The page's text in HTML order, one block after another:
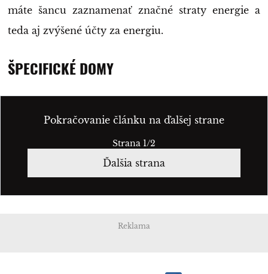
máte šancu zaznamenať značné straty energie a
teda aj zvýšené účty za energiu.
ŠPECIFICKÉ DOMY
Pokračovanie článku na ďalšej strane
Strana 1/2
Ďalšia strana
Reklama